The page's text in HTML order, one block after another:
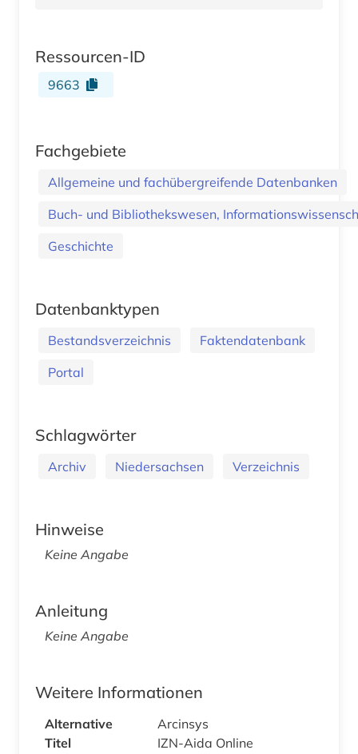
Ressourcen-ID
9663
Fachgebiete
Allgemeine und fachübergreifende Datenbanken
Buch- und Bibliothekswesen,
Geschichte
Datenbanktypen
Bestandsverzeichnis
Faktendatenbank
Portal
Schlagwörter
Archiv Niedersachsen Verzeichnis
Hinweise
Keine Angabe
Anleitung
Keine Angabe
Weitere Informationen
Alternative
Titel
Arcinsys
IZN-Aida Online